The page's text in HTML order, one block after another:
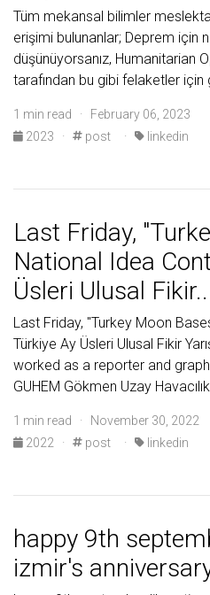
Tüm mekansal bilimler
erişimi bulunanlar; Deprem için
düşünüyorsanız, Humanitarian
tarafından bu gibi felaketler için
1 min read · February 06, 2023
2023
· post · linkedin
Last Friday,
National Idea
Üsleri Ulusal
Last Friday, "Turkey Moon
Türkiye Ay Üsleri Ulusal Fikir
worked as a reporter and
GUHEM Gökmen Uzay
1 min read · November 30, 2022
2022
· post · linkedin
happy 9th
izmir's